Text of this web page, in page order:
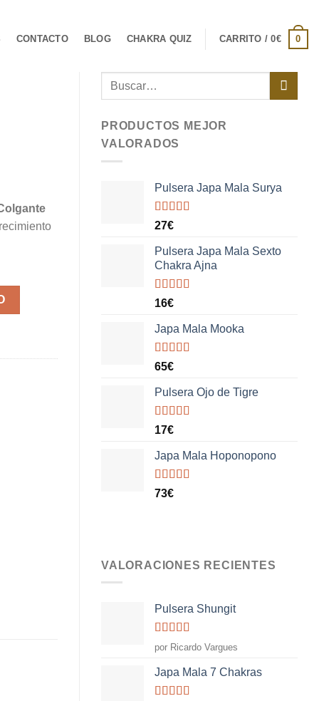
CONTACTO BLOG CHAKRA QUIZ CARRITO /0€ 0
Buscar
PRODUCTOS MEJOR
VALORADOS
Pulsera Japa Mala Surya
Valorado
5
27€
Pulsera Japa Mala Sexto
Chakra Ajna
Valorado
5
16€
Japa Mala Mooka
Valorado
5
65€
Pulsera Ojo de Tigre
Valorado
5
17€
Japa Mala Hoponopono
Valorado
73€
VALORACIONES RECIENTES
Pulsera Shungit
Valorado
con
por Ricardo Vargues
Japa Mala 7 Chakras